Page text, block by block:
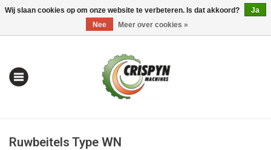
0 Artikelen - €0,00 Mijn account / Registreren
Ruwbeitels Type WN
Wij slaan cookies op om onze website te verbeteren. Is dat akkoord?
Ja
Nee
Meer over cookies »